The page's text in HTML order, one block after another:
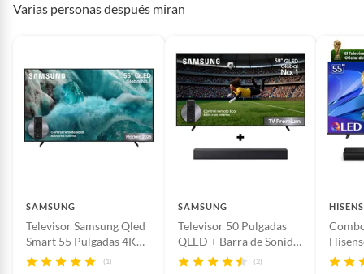
Características de la
pantalla
4K UHD
Sonido Al (Virtual 5.1 Up-mix)
Resolución de
pantalla
4K UHD
Varias personas después miran
SAMSUNG
Televisor Samsung Qled
Smart 55 Pulgadas 4K
Uhd Q7FA
(1)
SAMSUNG
Televisor 50 Pulgadas
QLED + Barra de Sonido
HW-B400F Samsung
(2)